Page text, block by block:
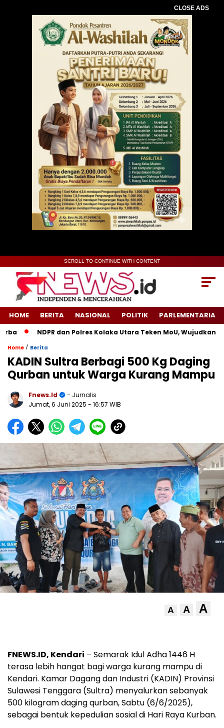
CLOSE ADS
SCROLL TO CONTINUE WITH CONTENT
HOME BERITA NASIONAL POLITIK PARLEMENTARIA
NDPR dan Polres Kolaka Utara Teken MoU, Wujudkan
Home / Berita
KADIN Sultra Berbagi 500 Kg Daging
Qurban untuk Warga Kurang Mampu
Fnews.id
- Jurnalis
Jumat, 6 Juni 2025 - 16:57 WIB
A A A
FNEWS.ID, Kendari – Semarak Idul Adha 1446 H
terasa lebih hangat bagi warga kurang mampu di
Kendari. Kamar Dagang dan Industri (KADIN) Provinsi
Sulawesi Tenggara (Sultra) menyalurkan sebanyak
500 kilogram daging qurban, Sabtu (6/6/2025),
sebagai bentuk kepedulian sosial di Hari Raya Kurban.